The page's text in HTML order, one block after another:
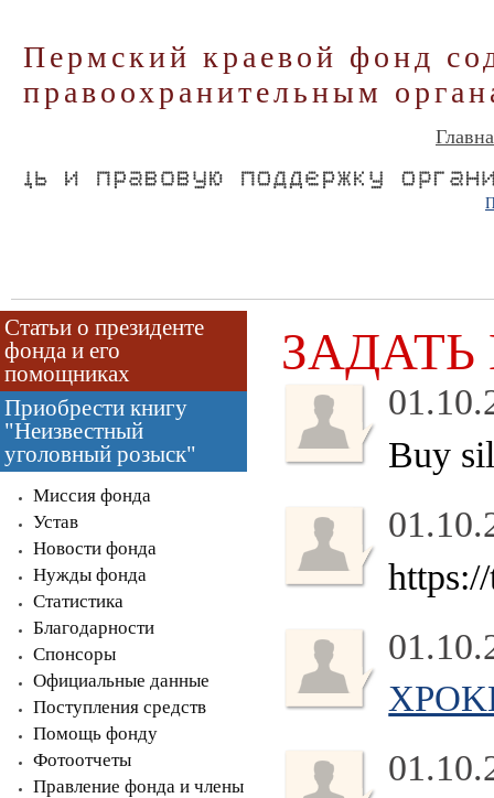
Пермский краевой фонд
правоохранительным
Статьи о президенте
фонда и его
помощниках
Приобрести книгу
"Неизвестный
уголовный розыск"
Миссия фонда
Устав
Новости фонда
Нужды фонда
Статистика
Благодарности
Спонсоры
Официальные данные
Поступления средств
Помощь фонду
Фотоотчеты
Правление фонда и члены
Buy